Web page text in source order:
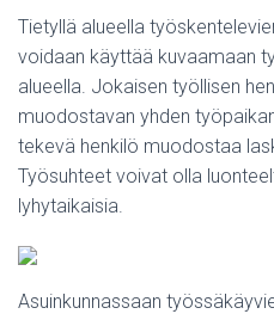
Tietyllä alueella
voidaan käyttää kuvaamaan
alueella. Jokaisen työllisen
muodostavan yhden
tekevä henkilö muodostaa
Työsuhteet voivat olla
lyhytaikaisia.
Asuinkunnassaan